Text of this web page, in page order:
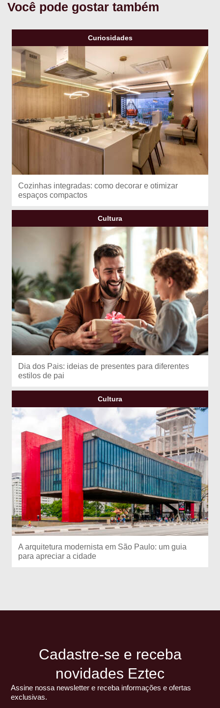
Você pode gostar também
Curiosidades
Cozinhas integradas: como decorar e otimizar
espaços compactos
Cultura
Dia dos Pais: ideias de presentes para diferentes
estilos de pai
Cultura
A arquitetura modernista em São Paulo: um guia
para apreciar a cidade
Cadastre-se e receba
novidades Eztec
Assine nossa newsletter e receba informações e ofertas
exclusivas.